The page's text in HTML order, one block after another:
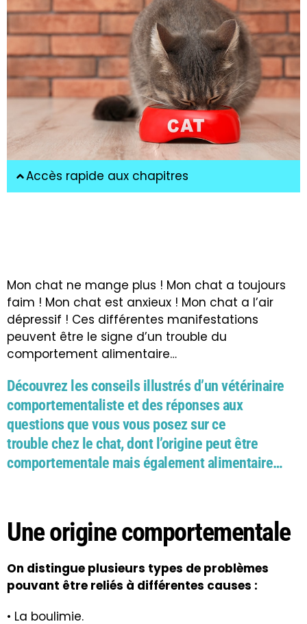
Accès rapide aux chapitres
Mon chat ne mange plus ! Mon chat a toujours
faim ! Mon chat est anxieux ! Mon chat a l’air
dépressif ! Ces différentes manifestations
peuvent être le signe d’un trouble du
comportement alimentaire…
Découvrez les conseils illustrés d’un vétérinaire
comportementaliste et des réponses aux
questions que vous vous posez sur ce
trouble chez le chat, dont l’origine peut être
comportementale mais également alimentaire…
Une origine comportementale
On distingue plusieurs types de problèmes
pouvant être reliés à différentes causes :
• La boulimie.